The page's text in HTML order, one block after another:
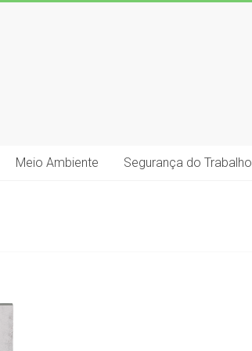
Meio Ambiente Segurança do Trabalho